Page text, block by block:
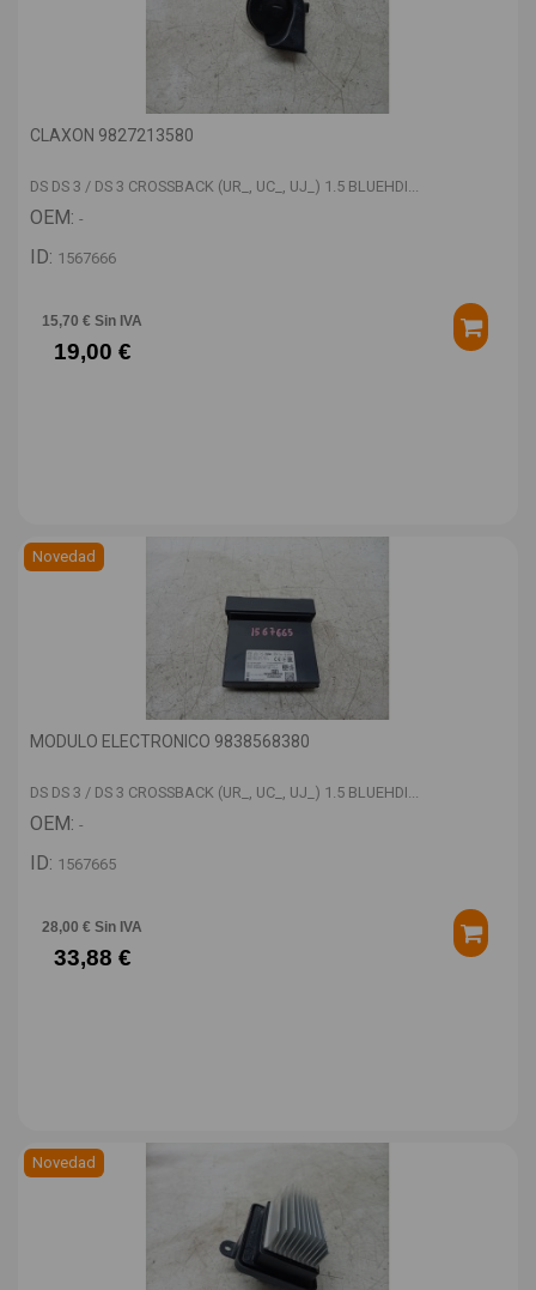
CLAXON 9827213580
DS DS 3 / DS 3 CROSSBACK (UR_, UC_, UJ_) 1.5 BLUEHDI...
OEM: -
ID: 1567666
15,70 € Sin IVA
19,00 €
Novedad
MODULO ELECTRONICO 9838568380
DS DS 3 / DS 3 CROSSBACK (UR_, UC_, UJ_) 1.5 BLUEHDI...
OEM: -
ID: 1567665
28,00 € Sin IVA
33,88 €
Novedad